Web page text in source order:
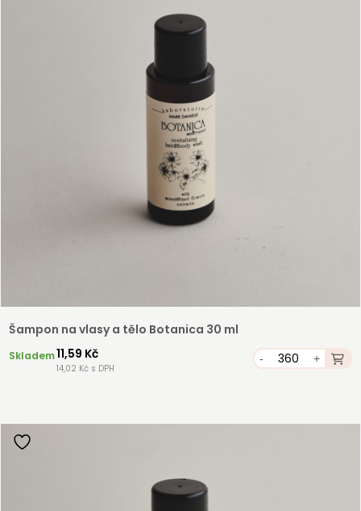
Šampon na vlasy a tělo Botanica 30 ml
Skladem11,59 Kč
14,02 Kč s DPH
- +